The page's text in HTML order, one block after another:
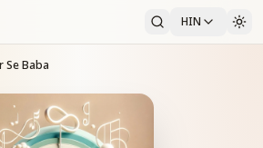
HIN
Se Baba